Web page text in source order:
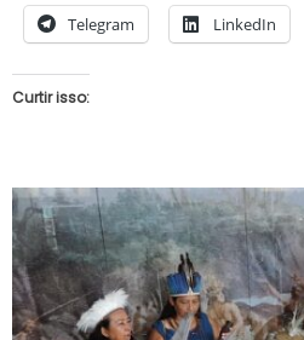
Telegram LinkedIn
Curtir isso: